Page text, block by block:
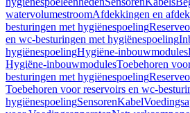
watervolumestroomAfdekkingen en
besturingen met hygiënespoeling
en wc-besturingen met hygiënespoeling
hygiënespoelingHygiëne-inbouwmodules
Hygiëne-inbouwmodulesToebehoren
besturingen met hygiënespoeling
Toebehoren voor reservoirs en wc-
hygiënespoelingSensorenKabel